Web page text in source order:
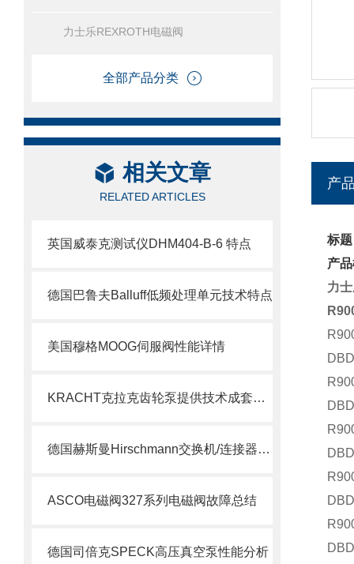
力士乐REXROTH电磁阀
全部产品分类
相关文章
RELATED ARTICLES
英国威泰克测试仪DHM404-B-6 特点
德国巴鲁夫Balluff低频处理单元技术特点
美国穆格MOOG伺服阀性能详情
KRACHT克拉克齿轮泵提供技术成套组装
德国赫斯曼Hirschmann交换机/连接器介绍
ASCO电磁阀327系列电磁阀故障总结
德国司倍克SPECK高压真空泵性能分析
产
标
产
力